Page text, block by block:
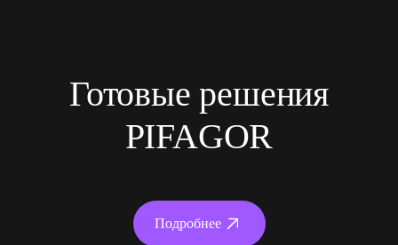
Готовые решения
PIFAGOR
Подробнее